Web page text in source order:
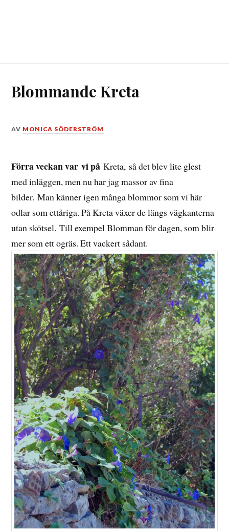
Blommande Kreta
DEN
2016
AV MONICA SÖDERSTRÖM
Förra veckan var vi påKreta, så det blev lite glest
med inläggen, men nu har jag massor av fina
bilder. Man känner igen många blommor som vi här
odlar som ettåriga. På Kreta växer de längs vägkanterna
utan skötsel. Till exempel Blomman för dagen, som blir
mer som ett ogräs. Ett vackert sådant.